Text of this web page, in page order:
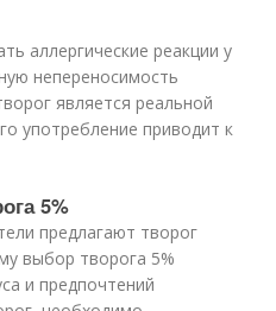
аллергические реакции у
непереносимость
является реальной
употребление приводит к
5%
предлагают творог
выбор творога 5%
и предпочтений